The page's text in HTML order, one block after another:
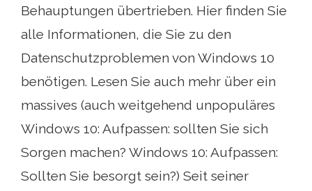
Behauptungen übertrieben. Hier finden Sie
alle Informationen, die Sie zu den
Datenschutzproblemen von Windows 10
benötigen. Lesen Sie auch mehr über ein
massives (auch weitgehend unpopuläres
Windows 10: Aufpassen: sollten Sie sich
Sorgen machen? Windows 10: Aufpassen:
Sollten Sie besorgt sein?) Seit seiner